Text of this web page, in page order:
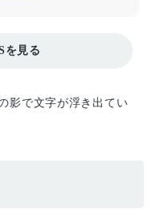
を見る
影で文字が浮き出てい